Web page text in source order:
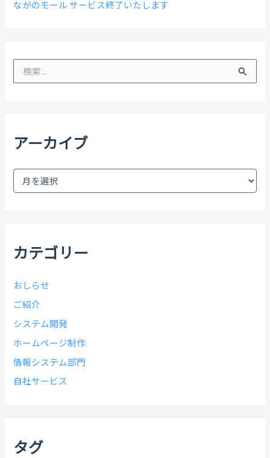
ながのモール サービス終了いたします
検
アーカイブ
ア
カテゴリー
おしらせ
ご紹介
システム開発
ホームページ制作
情報システム部門
自社サービス
タグ